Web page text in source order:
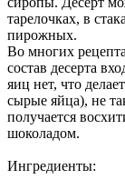
тарелочках, в
пирожных.
Во многих
состав десерта
яиц нет, что
сырые яйца), не
получается
шоколадом.
Ингредиенты: